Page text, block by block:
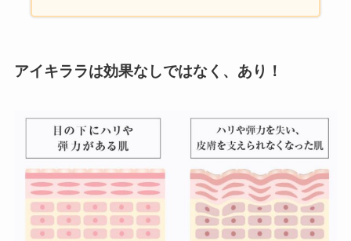
アイキララは効果なしではなく、あり！